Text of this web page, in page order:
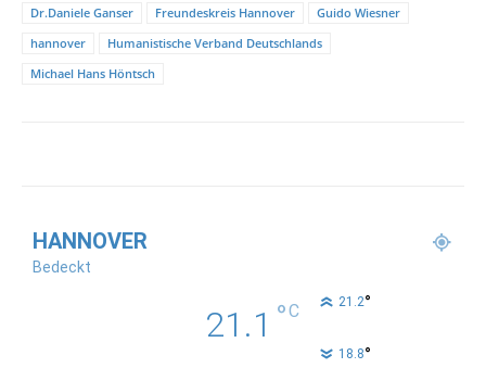
Dr.Daniele Ganser
Freundeskreis Hannover
Guido Wiesner
hannover
Humanistische Verband Deutschlands
Michael Hans Höntsch
HANNOVER
Bedeckt
21.1 °C 21.2°
18.8°